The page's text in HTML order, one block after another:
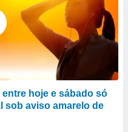
hoje e sábado só
sob aviso amarelo de